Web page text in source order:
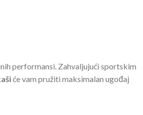
performansi. Zahvaljujući sportskim
će vam pružiti maksimalan ugođaj